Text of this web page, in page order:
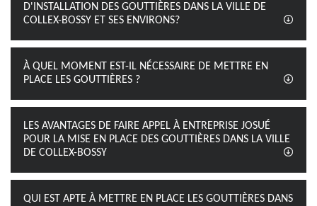
D'INSTALLATION DES GOUTTIÈRES DANS LA VILLE DE
COLLEX-BOSSY ET SES ENVIRONS?
À QUEL MOMENT EST-IL NÉCESSAIRE DE METTRE EN
PLACE LES GOUTTIÈRES ?
LES AVANTAGES DE FAIRE APPEL À ENTREPRISE JOSUÉ
POUR LA MISE EN PLACE DES GOUTTIÈRES DANS LA VILLE
DE COLLEX-BOSSY
QUI EST APTE À METTRE EN PLACE LES GOUTTIÈRES DANS